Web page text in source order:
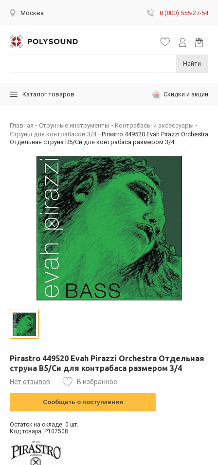
Москва 8 (800) 555-27-54
Найти
Каталог товаров Скидки и акции
Главная Струнные инструменты
Контрабасы и аксессуары
Струны для контрабасов 3/4
Pirastro 449520 Evah Pirazzi Orchestra
Отдельная струна В5/Си для контрабаса размером 3/4
Pirastro 449520 Evah Pirazzi Orchestra Отдельная
струна В5/Си для контрабаса размером 3/4
Нет отзывов В избранное
Сообщить о поступлении
Остаток на складе: 0 шт.
Код товара: P107508